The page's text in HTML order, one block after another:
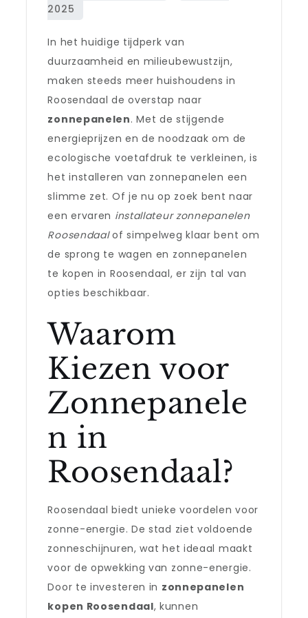
In het huidige tijdperk van
duurzaamheid en milieubewustzijn,
maken steeds meer huishoudens in
Roosendaal de overstap naar
zonnepanelen. Met de stijgende
energieprijzen en de noodzaak om de
ecologische voetafdruk te verkleinen, is
het installeren van zonnepanelen een
slimme zet. Of je nu op zoek bent naar
een ervaren installateur zonnepanelen
Roosendaalof simpelweg klaar bent om
de sprong te wagen en zonnepanelen
te kopen in Roosendaal, er zijn tal van
opties beschikbaar.
Waarom
Kiezen voor
Zonnepanele
n in
Roosendaal?
Roosendaal biedt unieke voordelen voor
zonne-energie. De stad ziet voldoende
zonneschijnuren, wat het ideaal maakt
voor de opwekking van zonne-energie.
Door te investeren in zonnepanelen
kopen Roosendaal, kunnen